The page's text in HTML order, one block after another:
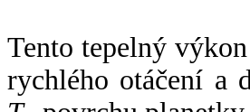
Tento tepelný
rychlého otáčení a